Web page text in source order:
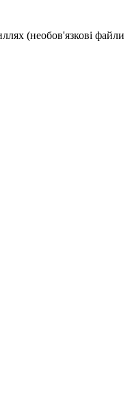
(необов'язкові файли